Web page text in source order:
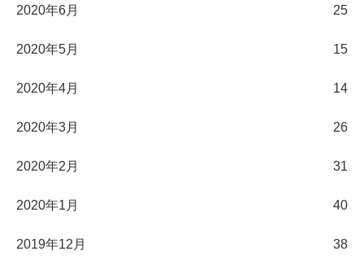
2020年6月 25
2020年5月 15
2020年4月 14
2020年3月 26
2020年2月 31
2020年1月 40
2019年12月 38